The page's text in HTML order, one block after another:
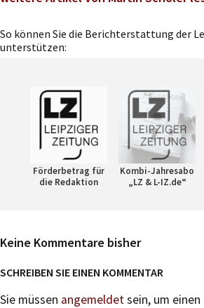
So können Sie die Berichterstattung der
unterstützen:
Förderbetrag für
die Redaktion
Kombi-Jahresabo
„LZ & L-IZ.de“
Keine Kommentare bisher
SCHREIBEN SIE EINEN KOMMENTAR
Sie müssen angemeldetsein, um